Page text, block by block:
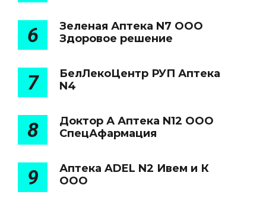
6
Зеленая Аптека N7 ООО
Здоровое решение
7
БелЛекоЦентр РУП Аптека
N4
8
Доктор А Аптека N12 ООО
СпецАфармация
9
Аптека ADEL N2 Ивем и К
ООО